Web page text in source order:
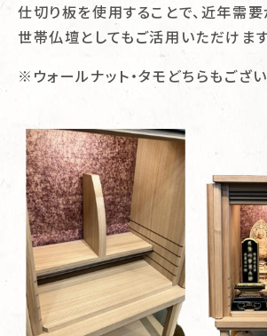
仕切り板を使用することで、近年需
世帯仏壇としてもご活用いただけます
※ウォールナット・タモどちらもござ